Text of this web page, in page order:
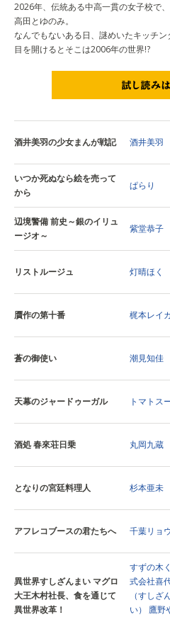
2026年、伝統ある中高一貫の女子校で
高田とゆのみ。
なんでもないある日、謎めいたキッチ
目を開けるとそこは2006年の世界!?
酒井美羽の少女まんが戦記 酒井美羽
いつか死ぬなら絵を売って
から
ぱらり
辺境警備 前史～銀のイリュ
ージオ～
紫堂恭子
リストルージュ 灯晴ほく
贋作の第十番 梶本レイカ
蒼の御使い 潮見知佳
天幕のジャードゥーガル トマトス
酒処 春來荘日乗 丸岡九蔵
となりの宮廷料理人 杉本亜未
アフレコブースの君たちへ 千葉リョ
異世界すしざんまい マグロ
大王木村社長、食を通じて
異世界改革！
すずの木
式会社喜
（すしざ
い）
鷹野